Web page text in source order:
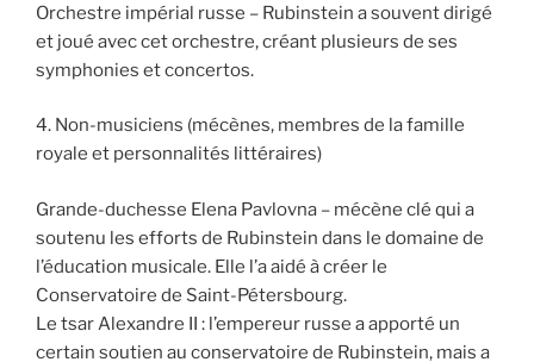
Orchestre impérial russe – Rubinstein a souvent dirigé
et joué avec cet orchestre, créant plusieurs de ses
symphonies et concertos.
4. Non-musiciens (mécènes, membres de la famille
royale et personnalités littéraires)
Grande-duchesse Elena Pavlovna – mécène clé qui a
soutenu les efforts de Rubinstein dans le domaine de
l’éducation musicale. Elle l’a aidé à créer le
Conservatoire de Saint-Pétersbourg.
Le tsar Alexandre II : l’empereur russe a apporté un
certain soutien au conservatoire de Rubinstein, mais a